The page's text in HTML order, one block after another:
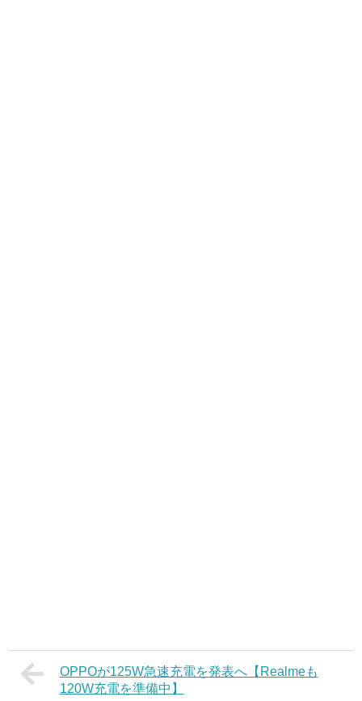
OPPOが125W急速充電を発表へ【Realmeも
120W充電を準備中】